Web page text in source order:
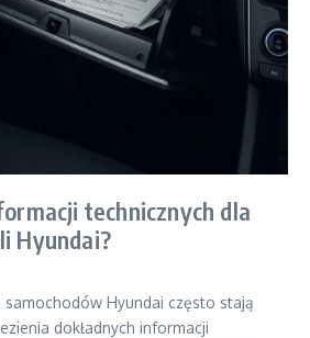
technicznych dla
Hyundai?
samochodów Hyundai często stają
dokładnych informacji